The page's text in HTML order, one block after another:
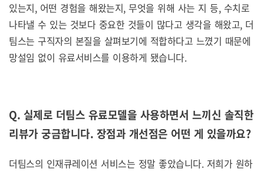
있는지, 어떤 경험을 해왔는지, 무엇을 위해 사는 지 등, 수치로
나타낼 수 있는 것보다 중요한 것들이 많다고 생각을 해왔고, 더
팀스는 구직자의 본질을 살펴보기에 적합하다고 느꼈기 때문에
망설임 없이 유료서비스를 이용하게 됐습니다.
Q. 실제로 더팀스 유료모델을 사용하면서 느끼신 솔직한
리뷰가 궁금합니다. 장점과 개선점은 어떤 게 있을까요?
더팀스의 인재큐레이션 서비스는 정말 좋았습니다. 저희가 원하